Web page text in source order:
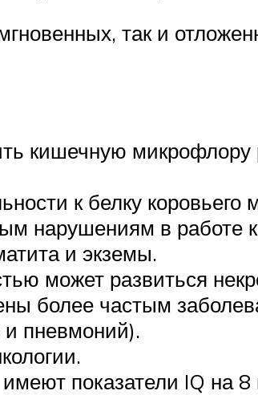
так и
кишечную микрофлору
к белку коровьего
нарушениям в работе
и экземы.
может развиться
более частым
и пневмоний).
показатели IQ на 8